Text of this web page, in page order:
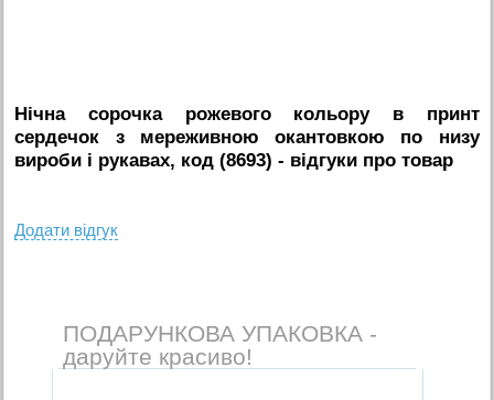
Нічна сорочка рожевого кольору в принт
сердечок з мереживною окантовкою по низу
вироби і рукавах, код (8693) - вiдгуки про товар
Додати вiдгук
ПОДАРУНКОВА УПАКОВКА -
даруйте красиво!